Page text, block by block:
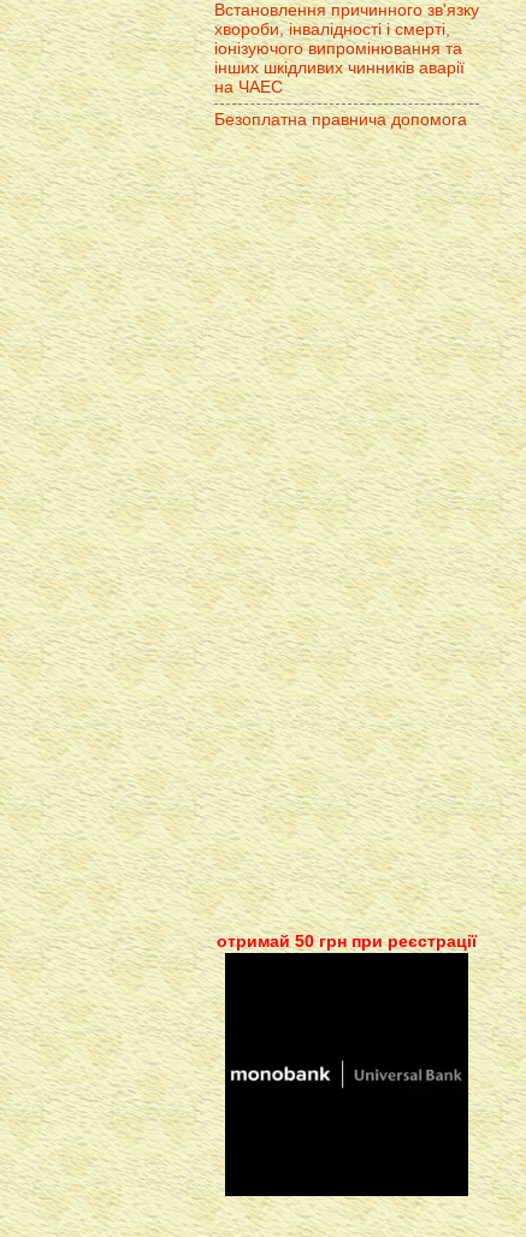
Встановлення причинного зв'язку
хвороби, інвалідності і смерті,
іонізуючого випромінювання та
інших шкідливих чинників аварії
на ЧАЕС
Безоплатна правнича допомога
отримай 50 грн при реєстрації